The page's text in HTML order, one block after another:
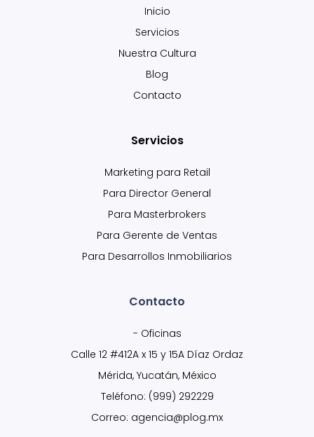
Inicio
Servicios
Nuestra Cultura
Blog
Contacto
Servicios
Marketing para Retail
Para Director General
Para Masterbrokers
Para Gerente de Ventas
Para Desarrollos Inmobiliarios
Contacto
- Oficinas
Calle 12 #412A x 15 y 15A Díaz Ordaz
Mérida, Yucatán, México
Teléfono: (999) 292229
Correo: agencia@plog.mx